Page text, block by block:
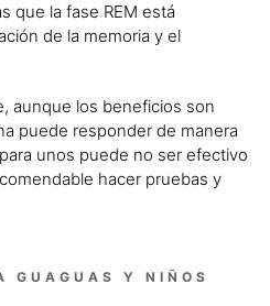
que la fase REM está
de la memoria y el
aunque los beneficios son
puede responder de manera
unos puede no ser efectivo
hacer pruebas y
GUAGUAS Y NIÑOS